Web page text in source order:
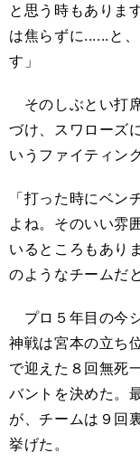
と思う時もありま
は焦らずに......と
す」
そのしぶとい打
づけ、スワローズ
いうファイティン
「打った時にベン
よね。そのいい雰
いるところもあり
のようなチームだ
プロ５年目の今
神戦は宮本の立ち
で迎えた８回無死
バントを決めた。
が、チームは９回
挙げた。